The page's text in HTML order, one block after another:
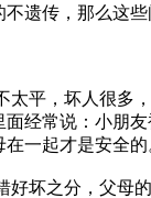
遗传，那么这些
平，坏人很多
经常说：小朋
一起才是安全的
坏之分，父母